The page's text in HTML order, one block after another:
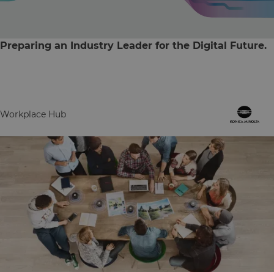
Preparing an Industry Leader for the Digital Future.
Workplace Hub